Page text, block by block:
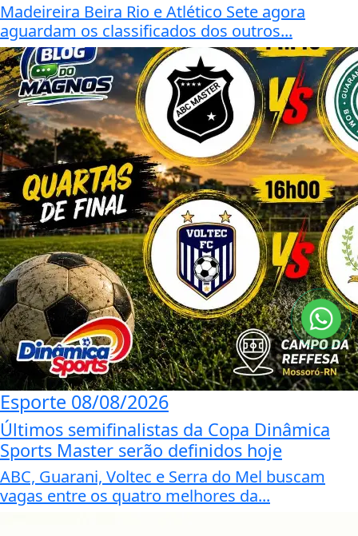
Madeireira Beira Rio e Atlético Sete agora
aguardam os classificados dos outros...
Esporte 08/08/2026
Últimos semifinalistas da Copa Dinâmica
Sports Master serão definidos hoje
ABC, Guarani, Voltec e Serra do Mel buscam
vagas entre os quatro melhores da...